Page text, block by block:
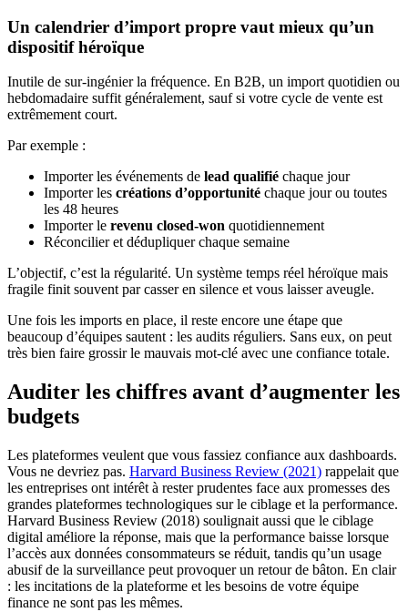
Un calendrier d’import propre vaut mieux qu’un
dispositif héroïque
Inutile de sur-ingénier la fréquence. En B2B, un import quotidien ou
hebdomadaire suffit généralement, sauf si votre cycle de vente est
extrêmement court.
Par exemple :
Importer les événements de lead qualifié chaque jour
Importer les créations d’opportunité chaque jour ou toutes
les 48 heures
Importer le revenu closed-won quotidiennement
Réconcilier et dédupliquer chaque semaine
L’objectif, c’est la régularité. Un système temps réel héroïque mais
fragile finit souvent par casser en silence et vous laisser aveugle.
Une fois les imports en place, il reste encore une étape que
beaucoup d’équipes sautent : les audits réguliers. Sans eux, on peut
très bien faire grossir le mauvais mot-clé avec une confiance totale.
Auditer les chiffres avant d’augmenter les
budgets
Les plateformes veulent que vous fassiez confiance aux dashboards.
Vous ne devriez pas. Harvard Business Review (2021) rappelait que
les entreprises ont intérêt à rester prudentes face aux promesses des
grandes plateformes technologiques sur le ciblage et la performance.
Harvard Business Review (2018) soulignait aussi que le ciblage
digital améliore la réponse, mais que la performance baisse lorsque
l’accès aux données consommateurs se réduit, tandis qu’un usage
abusif de la surveillance peut provoquer un retour de bâton. En clair
: les incitations de la plateforme et les besoins de votre équipe
finance ne sont pas les mêmes.